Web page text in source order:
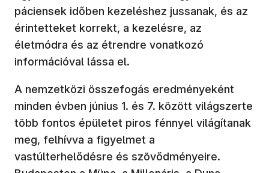
páciensek időben kezeléshez jussanak, és az
érintetteket korrekt, a kezelésre, az
életmódra és az étrendre vonatkozó
információval lássa el.
A nemzetközi összefogás eredményeként
minden évben június 1. és 7. között világszerte
több fontos épületet piros fénnyel világítanak
meg, felhívva a figyelmet a
vastúlterhelődésre és szövődményeire.